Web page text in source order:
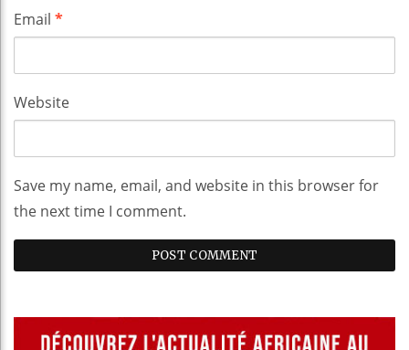
Email *
Website
Save my name, email, and website in this browser for
the next time I comment.